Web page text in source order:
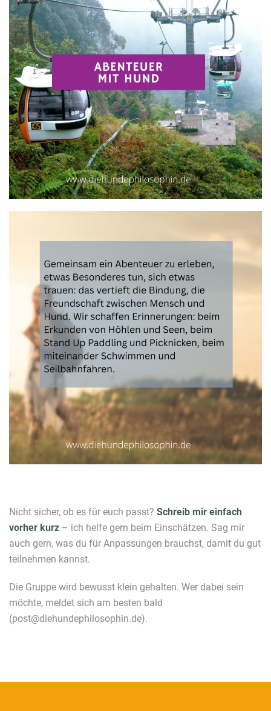
Nicht sicher, ob es für euch passt? Schreib mir einfach
vorher kurz – ich helfe gern beim Einschätzen. Sag mir
auch gern, was du für Anpassungen brauchst, damit du gut
teilnehmen kannst.
Die Gruppe wird bewusst klein gehalten. Wer dabei sein
möchte, meldet sich am besten bald
(post@diehundephilosophin.de).